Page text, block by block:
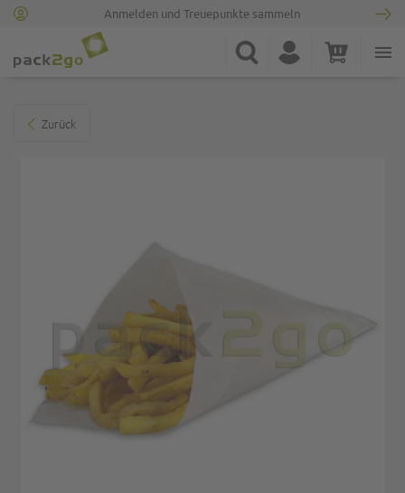
Anmelden und Treuepunkte sammeln
Suche Konto Warenkorb
Zurück